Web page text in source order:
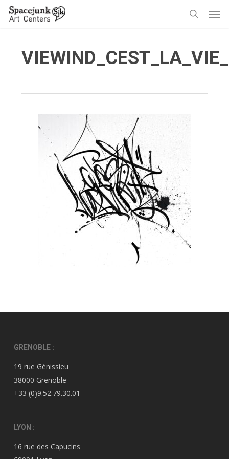
Skip
GRENOBLE :
19 rue Génissieu
38000 Grenoble
+33 (0)9.52.79.30.01
LYON :
16 rue des Capucins